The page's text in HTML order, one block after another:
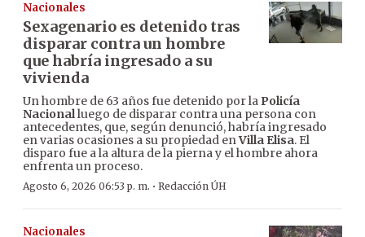
Nacionales
Sexagenario es detenido tras
disparar contra un hombre
que habría ingresado a su
vivienda
Un hombre de 63 años fue detenido por la Policía
Nacionalluego de disparar contra una persona con
antecedentes, que, según denunció, habría ingresado
en varias ocasiones a su propiedad enVilla Elisa. El
disparo fue a la altura de la pierna y el hombre ahora
enfrenta un proceso.
Agosto 6, 2026 06:53 p. m. · Redacción ÚH
Nacionales